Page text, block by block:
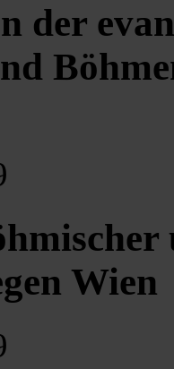
der
Wien